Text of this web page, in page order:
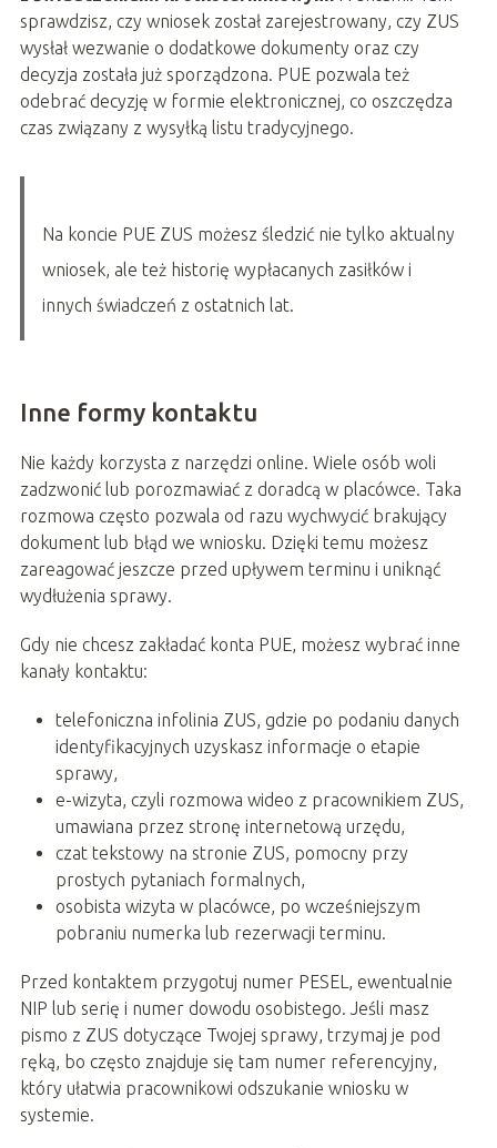
sprawdzisz, czy wniosek został zarejestrowany, czy ZUS
wysłał wezwanie o dodatkowe dokumenty oraz czy
decyzja została już sporządzona. PUE pozwala też
odebrać decyzję w formie elektronicznej, co oszczędza
czas związany z wysyłką listu tradycyjnego.
Na koncie PUE ZUS możesz śledzić nie tylko aktualny
wniosek, ale też historię wypłacanych zasiłków i
innych świadczeń z ostatnich lat.
Inne formy kontaktu
Nie każdy korzysta z narzędzi online. Wiele osób woli
zadzwonić lub porozmawiać z doradcą w placówce. Taka
rozmowa często pozwala od razu wychwycić brakujący
dokument lub błąd we wniosku. Dzięki temu możesz
zareagować jeszcze przed upływem terminu i uniknąć
wydłużenia sprawy.
Gdy nie chcesz zakładać konta PUE, możesz wybrać inne
kanały kontaktu:
telefoniczna infolinia ZUS, gdzie po podaniu danych
identyfikacyjnych uzyskasz informacje o etapie
sprawy,
e-wizyta, czyli rozmowa wideo z pracownikiem ZUS,
umawiana przez stronę internetową urzędu,
czat tekstowy na stronie ZUS, pomocny przy
prostych pytaniach formalnych,
osobista wizyta w placówce, po wcześniejszym
pobraniu numerka lub rezerwacji terminu.
Przed kontaktem przygotuj numer PESEL, ewentualnie
NIP lub serię i numer dowodu osobistego. Jeśli masz
pismo z ZUS dotyczące Twojej sprawy, trzymaj je pod
ręką, bo często znajduje się tam numer referencyjny,
który ułatwia pracownikowi odszukanie wniosku w
systemie.